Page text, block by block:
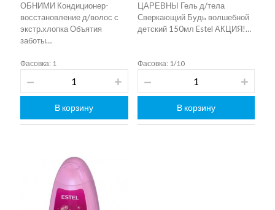
ОБНИМИ Кондиционер-
восстановление д/волос с
экстр.хлопка Объятия
заботы…
Фасовка: 1
В корзину
ЦАРЕВНЫ Гель д/тела
Сверкающий Будь волшебной
детский 150мл Estel АКЦИЯ!…
Фасовка: 1/10
В корзину